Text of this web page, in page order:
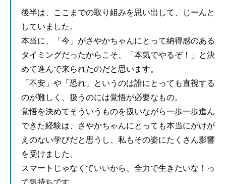
後半は、ここまでの取り組みを思い出して、じーんと
していました。
本当に、「今」がさやかちゃんにとって納得感のある
タイミングだったからこそ、「本気でやるぞ！」と決
めて進んで来られたのだと思います。
「不安」や「恐れ」というのは誰にとっても直視する
のが難しく、扱うのには覚悟が必要なもの。
覚悟を決めてそういうものを扱いながら一歩一歩進ん
できた経験は、さやかちゃんにとっても本当にかけが
えのない学びだと思うし、私もその姿にたくさん影響
を受けました。
スマートじゃなくていいから、全力で生きたいな！っ